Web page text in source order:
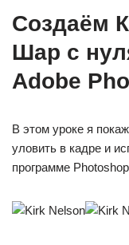
Создаём
Шар с
Adobe
В этом уроке я
уловить в кадре и
программе